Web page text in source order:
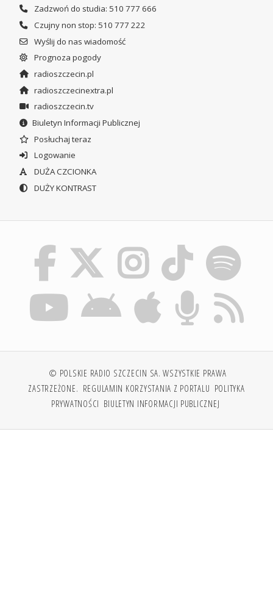
Zadzwoń do studia: 510 777 666
Czujny non stop: 510 777 222
Wyślij do nas wiadomość
Prognoza pogody
radioszczecin.pl
radioszczecinextra.pl
radioszczecin.tv
Biuletyn Informacji Publicznej
Posłuchaj teraz
Logowanie
DUŻA CZCIONKA
DUŻY KONTRAST
© POLSKIE RADIO SZCZECIN SA. WSZYSTKIE PRAWA
ZASTRZEŻONE. REGULAMIN KORZYSTANIA Z PORTALU POLITYKA
PRYWATNOŚCI BIULETYN INFORMACJI PUBLICZNEJ